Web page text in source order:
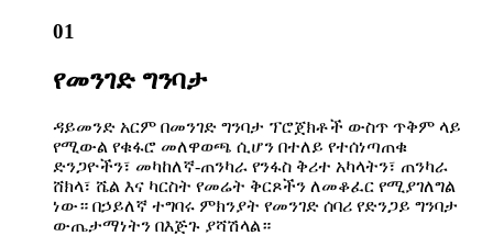
01
የመንገድ ግንባታ
ዳይመንድ አርም በመንገድ ግንባታ ፕሮጀክቶች ውስጥ ጥቅም ላይ
የሚውል የቁፋሮ መለዋወጫ ሲሆን በተለይ የተሰነጣጠቁ
ድንጋዮችን፣ መካከለኛ-ጠንካራ የንፋስ ቅሪተ አካላትን፣ ጠንካራ
ሸክላ፣ ሼል እና ካርስት የመሬት ቅርጾችን ለመቆፈር የሚያገለግል
ነው። በኃይለኛ ተግባሩ ምክንያት የመንገድ ሰባሪ የድንጋይ ግንባታ
ውጤታማነትን በእጅጉ ያሻሽላል።